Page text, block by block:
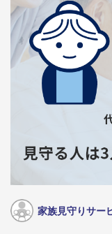
家族見守りサー